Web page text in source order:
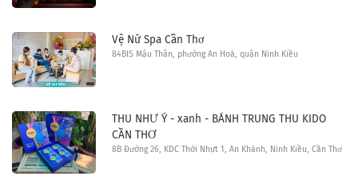
Vệ Nữ Spa Cần Thơ
84BIS Mậu Thân, phường An Hoà, quận Ninh Kiều
THU NHƯ Ý - xanh - BÁNH TRUNG THU KIDO
CẦN THƠ
8B Đường 26, KDC Thới Nhựt 1, An Khánh, Ninh Kiều, Cần Thơ